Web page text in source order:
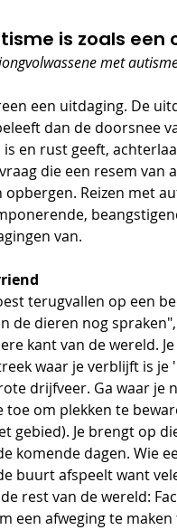
is zoals
met
een uitdaging. De
dan de doorsnee
en rust geeft,
die een resem van
opbergen. Reizen met
van.
terugvallen op een
de dieren nog
kant van de wereld.
waar je verblijft is
drijfveer. Ga waar
toe om plekken te
gebied). Je brengt op
komende dagen. Wie
buurt afspeelt want
rest van de wereld:
een afweging te